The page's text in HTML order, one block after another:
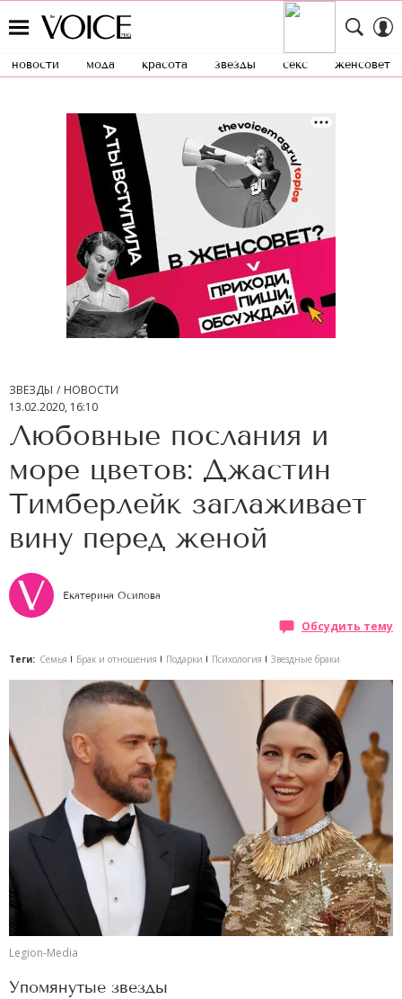
новости мода красота звезды секс женсовет
ЗВЕЗДЫ
НОВОСТИ
13.02.2020, 16:10
Любовные послания и
море цветов: Джастин
Тимберлейк заглаживает
вину перед женой
Екатерина Осипова
Обсудить тему
Теги: Семья Брак и отношения Подарки Психология Звездные браки
Legion-Media
Упомянутые звезды